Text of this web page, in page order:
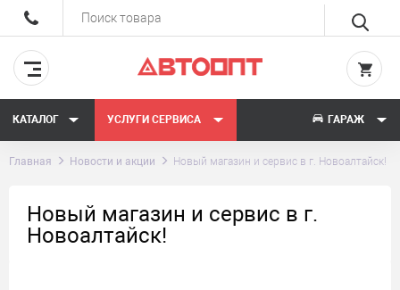
КАТАЛОГ УСЛУГИ СЕРВИСА ГАРАЖ
Главная Новости и акции Новый магазин и сервис в г. Новоалтайск!
Новый магазин и сервис в г.
Новоалтайск!